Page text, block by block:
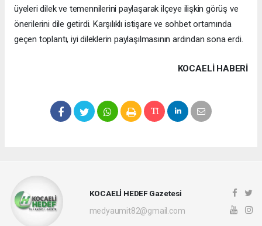
üyeleri dilek ve temennilerini paylaşarak ilçeye ilişkin görüş ve
önerilerini dile getirdi. Karşılıklı istişare ve sohbet ortamında
geçen toplantı, iyi dileklerin paylaşılmasının ardından sona erdi.
KOCAELI HABERİ
KOCAELİ HEDEF Gazetesi
medyaumit82@gmail.com